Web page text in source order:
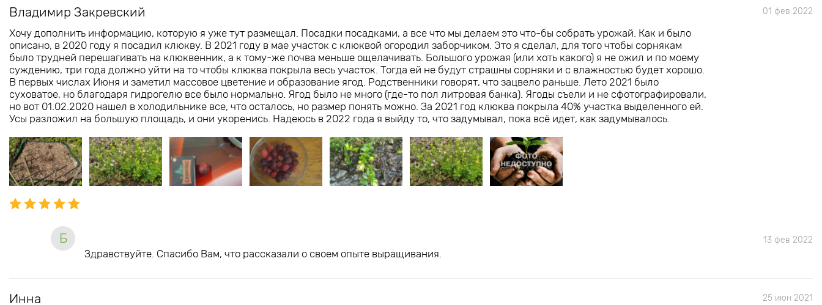
Владимир Закревский 01 фев 2022
Хочу дополнить информацию, которую я уже тут размещал. Посадки посадками, а все что мы делаем это что-бы собрать урожай. Как и было
описано, в 2020 году я посадил клюкву. В 2021 году в мае участок с клюквой огородил заборчиком. Это я сделал, для того чтобы сорнякам
было трудней перешагивать на клюквенник, а к тому-же почва меньше ощелачивать. Большого урожая (или хоть какого) я не ожил и по моему
суждению, три года должно уйти на то чтобы клюква покрыла весь участок. Тогда ей не будут страшны сорняки и с влажностью будет хорошо.
В первых числах Июня и заметил массовое цветение и образование ягод. Родственники говорят, что зацвело раньше. Лето 2021 было
суховатое, но благодаря гидрогелю все было нормально. Ягод было не много (где-то пол литровая банка). Ягоды съели и не сфотографировали,
но вот 01.02.2020 нашел в холодильнике все, что осталось, но размер понять можно. За 2021 год клюква покрыла 40% участка выделенного ей.
Усы разложил на большую площадь, и они укоренись. Надеюсь в 2022 года я выйду то, что задумывал, пока всё идет, как задумывалось.
Б 13 фев 2022
Здравствуйте. Спасибо Вам, что рассказали о своем опыте выращивания.
Инна 25 июн 2021